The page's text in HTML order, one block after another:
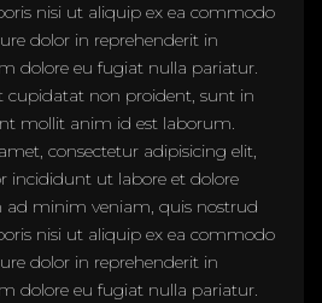
nisi ut aliquip ex ea commodo
dolor in reprehenderit in
dolore eu fugiat nulla pariatur.
cupidatat non proident, sunt in
mollit anim id est laborum.
consectetur adipisicing elit,
incididunt ut labore et dolore
ad minim veniam, quis nostrud
nisi ut aliquip ex ea commodo
dolor in reprehenderit in
dolore eu fugiat nulla pariatur.